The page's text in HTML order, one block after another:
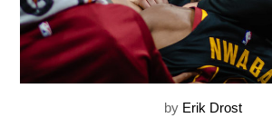
by Erik Drost